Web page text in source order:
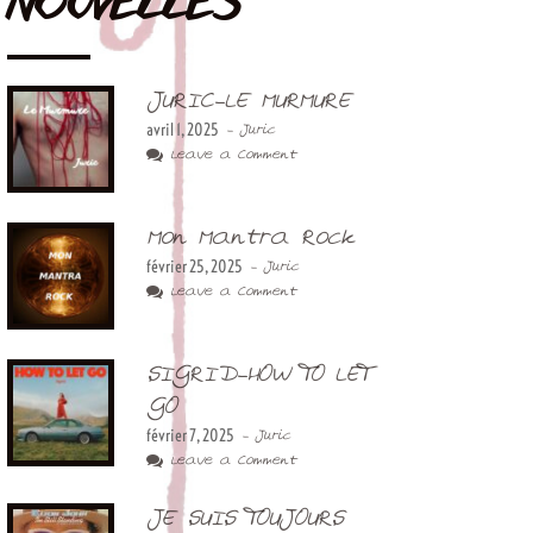
JURIC-LE MURMURE
avril 1, 2025 - Juric
Leave a Comment
Mon Mantra Rock
février 25, 2025 - Juric
Leave a Comment
SIGRID-HOW TO LET
GO
février 7, 2025 - Juric
Leave a Comment
JE SUIS TOUJOURS